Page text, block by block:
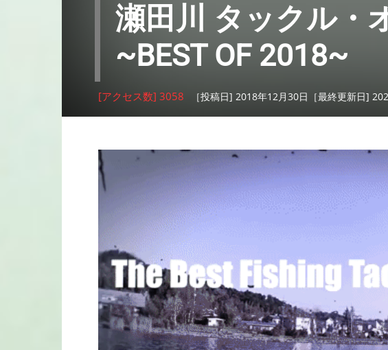
瀬田川 タックル・
~BEST OF 2018~
[アクセス数] 3058 ［投稿日] 2018年12月30日［最終更新日]